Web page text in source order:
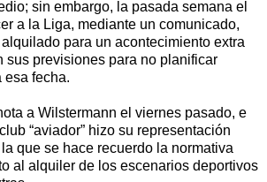
sin embargo, la pasada semana el
a la Liga, mediante un comunicado,
para un acontecimiento extra
sus previsiones para no planificar
esa fecha.
a Wilstermann el viernes pasado, e
“aviador” hizo su representación
que se hace recuerdo la normativa
al alquiler de los escenarios deportivos